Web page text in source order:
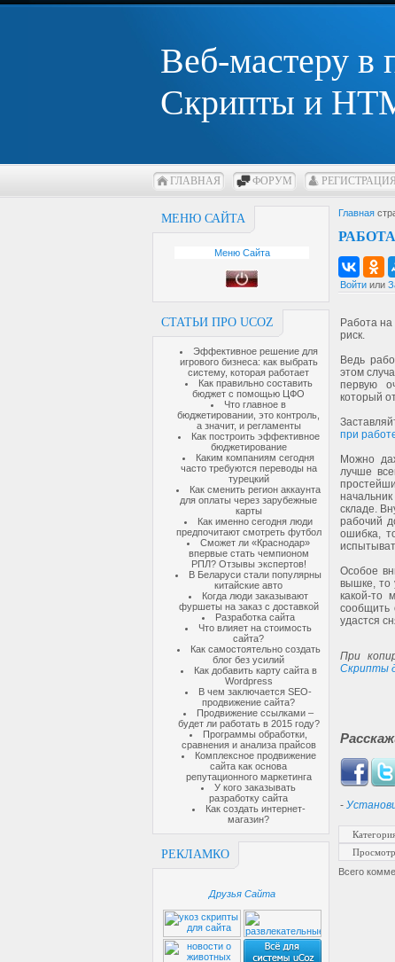
Веб-мастеру в
Скрипты и
ГЛАВНАЯ ФОРУМ
МЕНЮ САЙТА
Меню Сайта
СТАТЬИ ПРО UCOZ
Эффективное решение для
игрового бизнеса: как выбрать
систему, которая работает
Как правильно составить
бюджет с помощью ЦФО
Что главное в
бюджетировании, это контроль,
а значит, и регламенты
Как построить эффективное
бюджетирование
Каким компаниям сегодня
часто требуются переводы на
турецкий
Как сменить регион аккаунта
для оплаты через зарубежные
карты
Как именно сегодня люди
предпочитают смотреть футбол
Сможет ли «Краснодар»
впервые стать чемпионом
РПЛ? Отзывы экспертов!
В Беларуси стали популярны
китайские авто
Когда люди заказывают
фуршеты на заказ с доставкой
Разработка сайта
Что влияет на стоимость
сайта?
Как самостоятельно создать
блог без усилий
Как добавить карту сайта в
Wordpress
В чем заключается SEO-
продвижение сайта?
Продвижение ссылками –
будет ли работать в 2015 году?
Программы обработки,
сравнения и анализа прайсов
Комплексное продвижение
сайта как основа
репутационного маркетинга
У кого заказывать
разработку сайта
Как создать интернет-
магазин?
РЕКЛАМКО
Друзья Сайта
Главная
Войти или
Работа
риск.
Ведь
этом
первую
который
при
Можно
лучше
складе.
рабочий
ошибка,
Особое
вышке, то
какой-то
сообщить
удастся
При
Скрипты
-
Всего